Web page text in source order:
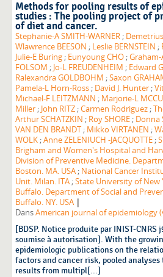
Methods for pooling results of
studies : The pooling project of
of diet and cancer.
Stephanie-A SMITH-WARNER ;
Wlawrence BEESON ; Leslie BERNSTEIN ;
Julie-E Buring ; Eunyoung CHO ;Graham-
FOLSOM ; Jo-L FREUDENHEIM ; Edward
Ralexandra GOLDBOHM ;Saxon
Pamela-L Horn-Ross ; David J. Hunter ;
Michael-F LEITZMANN ; Marjorie-L
Miller ; John RITZ ;Carmen Rodriguez ;
Arthur SCHATZKIN ; Roy SHORE ; Donna
VAN DEN BRANDT ; Mikko VIRTANEN ;
WOLK ;Anne ZELENIUCH -JACQUOTTE ;
Brigham and Women's Hospital and
Division of Preventive Medicine.
Boston. MA. USA ; National Cancer
Unit. Milan. ITA ;State University of New
Buffalo. Department of Social and
Buffalo. NY. USA |
DansAmerican journal of epidemiology
[BDSP. Notice produite par INIST-CNRS
soumise à autorisation]. With the
epidemiologic publications on the
factors and cancer risk, pooled
results from multipl[...]